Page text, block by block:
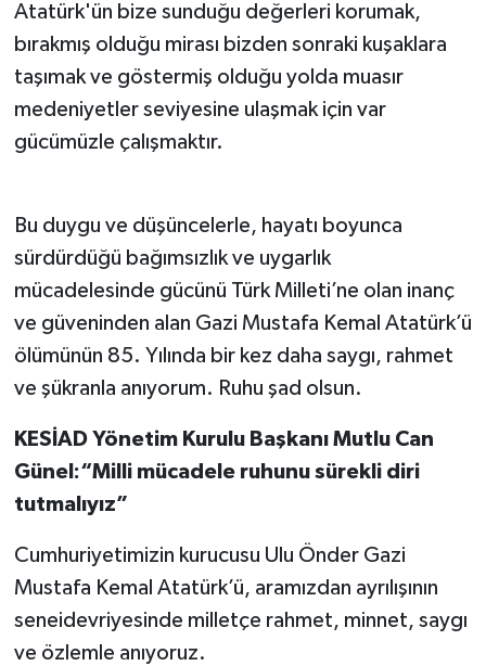
Atatürk'ün bize sunduğu değerleri korumak,
bırakmış olduğu mirası bizden sonraki kuşaklara
taşımak ve göstermiş olduğu yolda muasır
medeniyetler seviyesine ulaşmak için var
gücümüzle çalışmaktır.
Bu duygu ve düşüncelerle, hayatı boyunca
sürdürdüğü bağımsızlık ve uygarlık
mücadelesinde gücünü Türk Milleti’ne olan inanç
ve güveninden alan Gazi Mustafa Kemal Atatürk’ü
ölümünün 85. Yılında bir kez daha saygı, rahmet
ve şükranla anıyorum. Ruhu şad olsun.
KESİAD Yönetim Kurulu Başkanı Mutlu Can
Günel:“Milli mücadele ruhunu sürekli diri
tutmalıyız”
Cumhuriyetimizin kurucusu Ulu Önder Gazi
Mustafa Kemal Atatürk’ü, aramızdan ayrılışının
seneidevriyesinde milletçe rahmet, minnet, saygı
ve özlemle anıyoruz.